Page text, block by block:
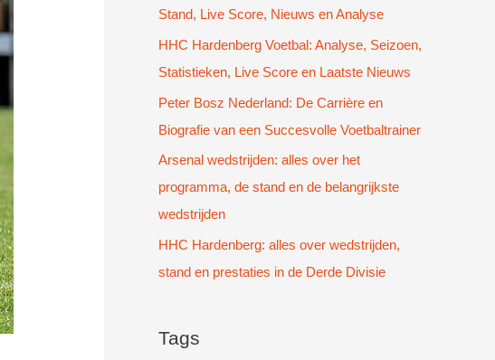
a
r
:
Stand, Live Score, Nieuws en Analyse
HHC Hardenberg Voetbal: Analyse, Seizoen,
Statistieken, Live Score en Laatste Nieuws
Peter Bosz Nederland: De Carrière en
Biografie van een Succesvolle Voetbaltrainer
Arsenal wedstrijden: alles over het
programma, de stand en de belangrijkste
wedstrijden
HHC Hardenberg: alles over wedstrijden,
stand en prestaties in de Derde Divisie
Tags